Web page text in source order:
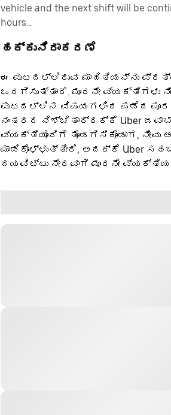
vehicle and the next shift will be
hours...
ಹಕ್ಕುನಿರಾಕರಣೆ
ಈ ಪುಟದಲ್ಲಿರುವ ಮಾಹಿತಿಯನ್ನು
ಒದಗಿಸುತ್ತಾರೆ. ಮೂರನೇ ವ್ಯಕ್ತಿಗಳು
ಪುಟದಲ್ಲಿನ ವಿಷಯಗಳಿಂದ ಪಡೆದ
ನಂತರದ ನಿಶ್ಚಿತಾರ್ಥಕ್ಕೆ Uber
ವ್ಯಕ್ತಿಯೊಂದಿಗೆ ತೊಡಗಿಸಿಕೊಂಡಾಗ, ನೀವು
ಮಾಡಿಕೊಳ್ಳುತ್ತೀರಿ, ಅದಕ್ಕೆ Uber
ದಯವಿಟ್ಟು ನೇರವಾಗಿ ಮೂರನೇ